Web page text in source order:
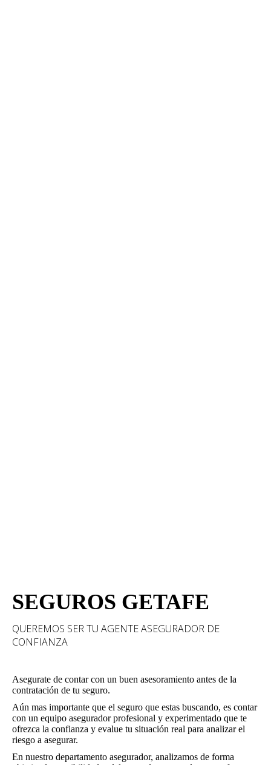
SEGUROS GETAFE
QUEREMOS SER TU AGENTE ASEGURADOR DE
CONFIANZA
Asegurate de contar con un buen asesoramiento antes de la
contratación de tu seguro.
Aún mas importante que el seguro que estas buscando, es contar
con un equipo asegurador profesional y experimentado que te
ofrezca la confianza y evalue tu situación real para analizar el
riesgo a asegurar.
En nuestro departamento asegurador, analizamos de forma